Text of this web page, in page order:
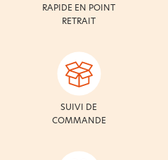
RAPIDE EN POINT
RETRAIT
SUIVI DE
COMMANDE